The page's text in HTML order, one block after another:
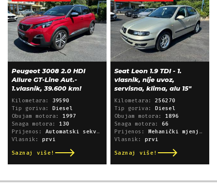
Peugeot 3008 2.0 HDI
Allure GT-Line Aut.-
1.vlasnik, 39.600 km!
Kilometara: 39590
Tip goriva:
Diesel
Obujam motora: 1997
Snaga motora: 130
Prijenos: Automatski sekvencijski
Vlasnik: prvi
Saznaj više!
Seat Leon 1.9 TDI - 1.
vlasnik, nije uvoz,
servisna, klima, alu 15"
Kilometara: 256270
Tip goriva:
Diesel
Obujam motora: 1896
Snaga motora: 66
Prijenos:
Mehanički mjenjač
Vlasnik: prvi
Saznaj više!